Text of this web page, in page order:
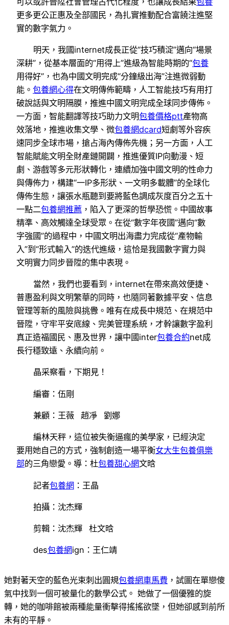
更多更公正惠及全部國民，為扎實推動配合富饒注進堅
實的數字氣力。
明天，我國internet成長正從“技巧積淀”邁向“場景
深耕”，從基本層面的“用得上”進級為智能時期的“包養
用得好”，也為中國文明完成“分鐘級出海”注進微弱動
能。 包養網心得在文明傳佈範疇，人工智能技巧有用打
破說話與文明隔膜，推進中國文明完成全球同步傳佈。
一方面，智能翻譯等技巧助力文明包養價格ptt產物高
效落地，推進收集文學、微包養網dcard短劇等外容疾
速同步全球市場，搶占海內傳佈先機；另一方面，人工
智能賦能文明全財產鏈開闢，推進優質IP向動漫、短
劇、游戲等多元形狀轉化，連續加強中國文明的性命力
與傳佈力，構建“一IP多形狀、一文明多載體”的全球化
傳佈生態，讓張水瓶聽到要將藍色調成灰度百分之五十
一點二包養網推薦 ，陷入了更深的哲學恐慌。中國故事
精準、高效觸達全球受眾。在從“數字年夜國”邁向“數
字強國”的過程中，中國文明出海盡力完成從“產物輸
入”到“形式輸入”的迭代進級，這恰是我國數字實力與
文明實力同步晉陞的集中表現。
當然，我們也要看到，internet在帶來高效便捷、
普惠盈利與文明繁華的同時，也隨同著數據平安、信息
管理等新的風險與挑釁。唯有在成長中規范、在規范中
晉陞，守牢平安底線、完美管理系統，才幹讓數字盈利
真正造福國民、惠及世界，讓中國inter包養合約net成
長行穩致遠、永續向前。
晶采察看，下期見！
編審：伍剛
兼顧：王薇 趙凈 劉娜
編林天秤，這位被失衡逼瘋的美學家，已經決定
要用她自己的方式，強制創造一場平衡女大生包養俱樂
部的三角戀愛。導：杜包養甜心網文晗
記者包養網：王晶
拍攝：沈杰輝
剪輯：沈杰輝 杜文晗
des包養網ign：王仁靖
她對著天空的藍色光束刺出圓規包養網車馬費 ，試圖在單戀傻
氣中找到一個可被量化的數學公式。 她做了一個優雅的旋
轉，她的咖啡館被兩種能量衝擊得搖搖欲墜，但她卻感到前所
未有的平靜。